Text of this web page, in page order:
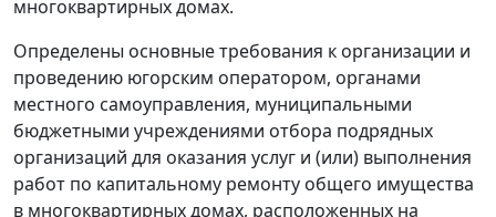
многоквартирных домах.
Определены основные требования к организации и
проведению югорским оператором, органами
местного самоуправления, муниципальными
бюджетными учреждениями отбора подрядных
организаций для оказания услуг и (или) выполнения
работ по капитальному ремонту общего имущества
в многоквартирных домах, расположенных на